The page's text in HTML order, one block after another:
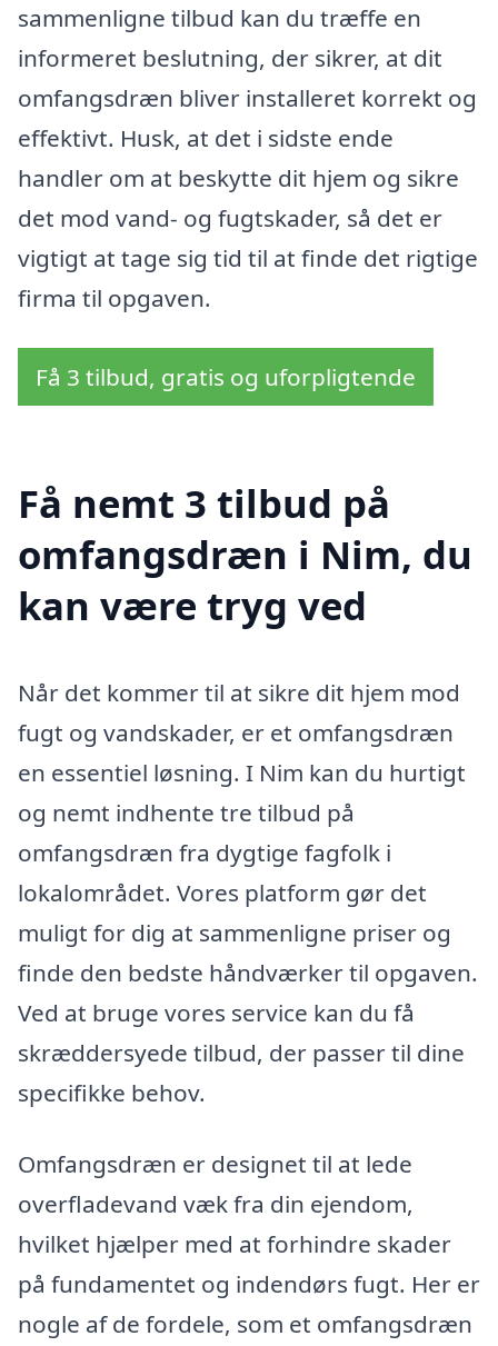
sammenligne tilbud kan du træffe en
informeret beslutning, der sikrer, at dit
omfangsdræn bliver installeret korrekt og
effektivt. Husk, at det i sidste ende
handler om at beskytte dit hjem og sikre
det mod vand- og fugtskader, så det er
vigtigt at tage sig tid til at finde det rigtige
firma til opgaven.
Få 3 tilbud, gratis og uforpligtende
Få nemt 3 tilbud på
omfangsdræn i Nim, du
kan være tryg ved
Når det kommer til at sikre dit hjem mod
fugt og vandskader, er et omfangsdræn
en essentiel løsning. I Nim kan du hurtigt
og nemt indhente tre tilbud på
omfangsdræn fra dygtige fagfolk i
lokalområdet. Vores platform gør det
muligt for dig at sammenligne priser og
finde den bedste håndværker til opgaven.
Ved at bruge vores service kan du få
skræddersyede tilbud, der passer til dine
specifikke behov.
Omfangsdræn er designet til at lede
overfladevand væk fra din ejendom,
hvilket hjælper med at forhindre skader
på fundamentet og indendørs fugt. Her er
nogle af de fordele, som et omfangsdræn